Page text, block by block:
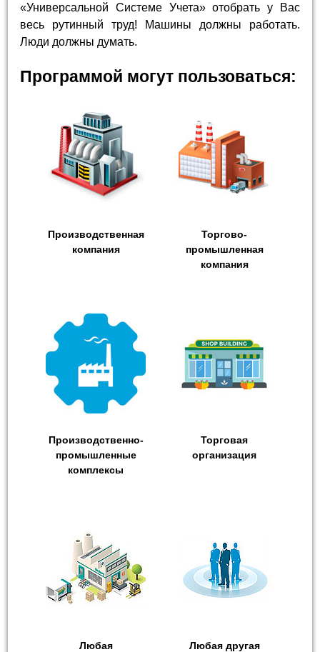
«Универсальной Системе Учета» отобрать у Вас
весь рутинный труд! Машины должны работать.
Люди должны думать.
Программой могут пользоваться:
Производственная
компания
Торгово-
промышленная
компания
Производственно-
промышленные
комплексы
Торговая
организация
Любая
Любая другая